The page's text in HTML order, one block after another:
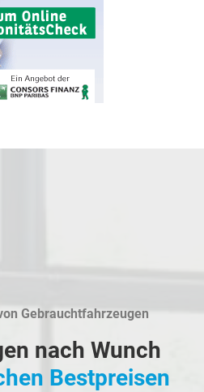
Gebrauchtfahrzeugen
nach Wunch
Bestpreisen